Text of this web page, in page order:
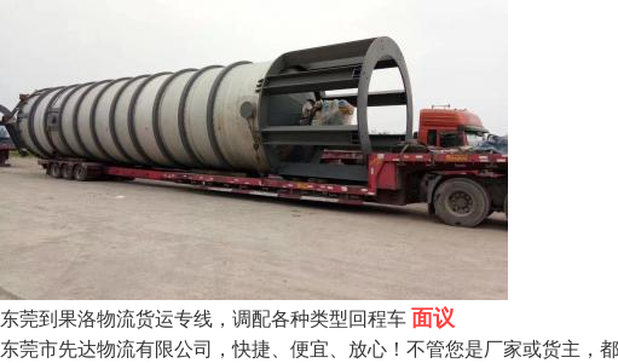
东莞到果洛物流货运专线，调配各种类型回程车面议
东莞市先达物流有限公司，快捷、便宜、放心！不管您是厂家或货主